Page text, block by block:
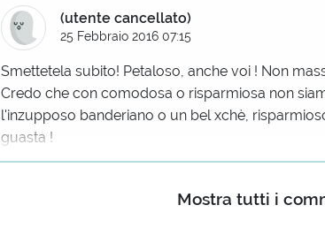
Mostra tutti i
(utente cancellato)
25 Febbraio 2016 07:15
Smettetela subito! Petaloso, anche voi ! Non
Credo che con comodosa o risparmiosa non
l'inzupposo banderiano o un bel xchè,
guasta !
Giorgio Moretti
25 Febbraio 2016 08:17